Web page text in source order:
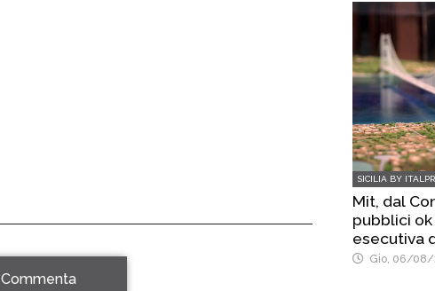
Commenta
SICILIA BY
Mit, dal
pubblici
esecutiva
Stretto
Gio, 06/08/